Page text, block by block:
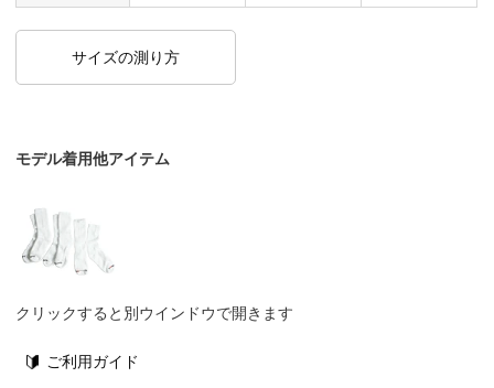
サイズの測り方
モデル着用他アイテム
クリックすると別ウインドウで開きます
ご利用ガイド